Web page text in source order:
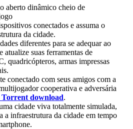
aberto dinâmico cheio de
conectados e assuma o
da cidade.
diferentes para se adequar ao
atualize suas ferramentas de
quadricópteros, armas impressas
conectado com seus amigos com a
cooperativa e adversária
Torrent download.
cidade viva totalmente simulada,
a infraestrutura da cidade em tempo